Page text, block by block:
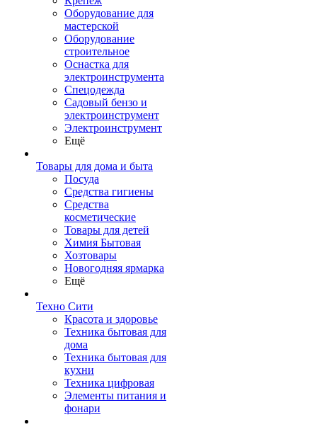
Оборудование для
мастерской
Оборудование
строительное
Оснастка для
электроинструмента
Спецодежда
Садовый бензо и
электроинструмент
Электроинструмент
Ещё
Товары для дома и быта
Посуда
Средства гигиены
Средства
косметические
Товары для детей
Химия Бытовая
Хозтовары
Новогодняя ярмарка
Ещё
Техно Сити
Красота и здоровье
Техника бытовая для
дома
Техника бытовая для
кухни
Техника цифровая
Элементы питания и
фонари